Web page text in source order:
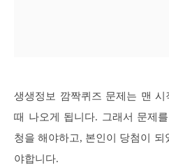
생생정보 깜짝퀴즈 문제는 맨
때 나오게 됩니다. 그래서 문제
청을 해야하고, 본인이 당첨이
야합니다.